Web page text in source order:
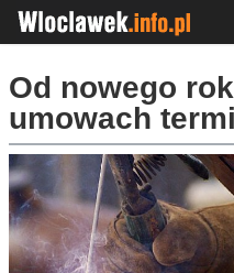
Od nowego
umowach